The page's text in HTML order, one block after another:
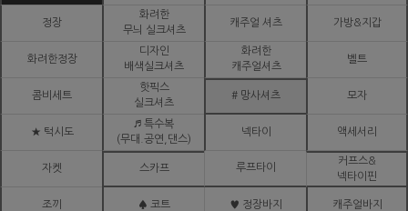
정장
화려한
무늬 실크셔츠
캐주얼 셔츠 가방&지갑
화려한정장
디자인
배색실크셔츠
화려한
캐주얼셔츠
벨트
콤비세트
핫픽스
실크셔츠
# 망사셔츠 모자
★ 턱시도
♬ 특수복
(무대.공연,댄스)
넥타이 액세서리
자켓 스카프 루프타이
커프스&
넥타이핀
조끼 ♠ 코트 ♥ 정장바지 캐주얼바지